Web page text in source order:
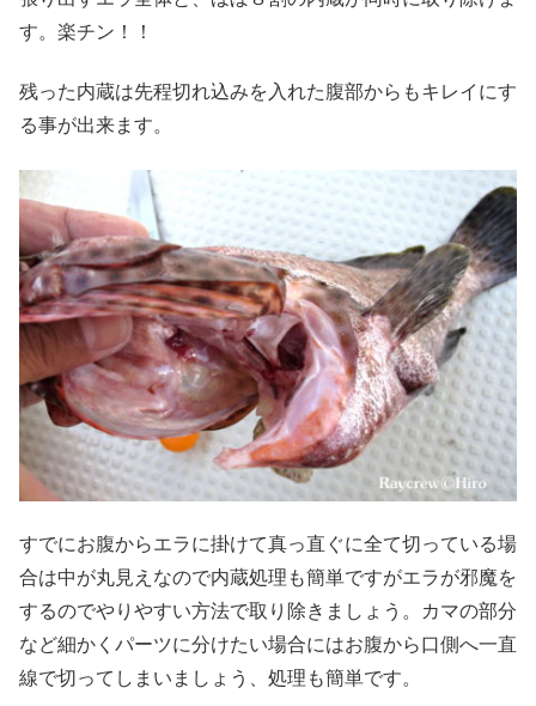
す。楽チン！！
残った内蔵は先程切れ込みを入れた腹部からもキレイにす
る事が出来ます。
すでにお腹からエラに掛けて真っ直ぐに全て切っている場
合は中が丸見えなので内蔵処理も簡単ですがエラが邪魔を
するのでやりやすい方法で取り除きましょう。カマの部分
など細かくパーツに分けたい場合にはお腹から口側へ一直
線で切ってしまいましょう、処理も簡単です。